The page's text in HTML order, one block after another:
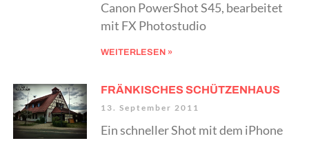
Canon PowerShot S45, bearbeitet
mit FX Photostudio
WEITERLESEN »
FRÄNKISCHES SCHÜTZENHAUS
13. September 2011
Ein schneller Shot mit dem iPhone